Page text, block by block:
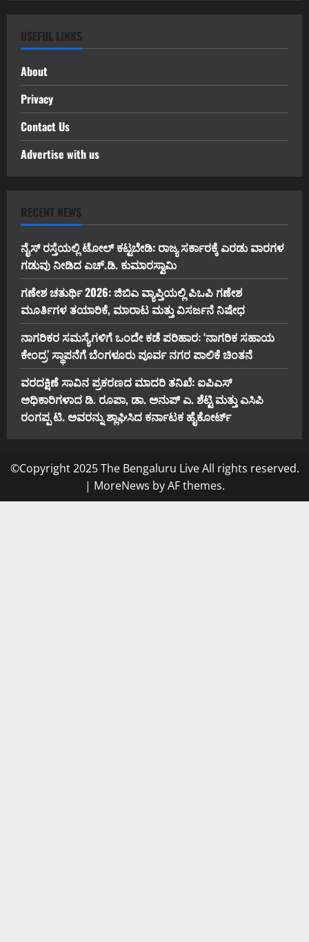
USEFUL LINKS
About
Privacy
Contact Us
Advertise with us
RECENT NEWS
ನೈಸ್ ರಸ್ತೆಯಲ್ಲಿ ಟೋಲ್ ಕಟ್ಟಬೇಡಿ: ರಾಜ್ಯ ಸರ್ಕಾರಕ್ಕೆ ಎರಡು ವಾರಗಳ
ಗಡುವು ನೀಡಿದ ಎಚ್.ಡಿ. ಕುಮಾರಸ್ವಾಮಿ
ಗಣೇಶ ಚತುರ್ಥಿ 2026: ಜಿಬಿಎ ವ್ಯಾಪ್ತಿಯಲ್ಲಿ ಪಿಒಪಿ ಗಣೇಶ
ಮೂರ್ತಿಗಳ ತಯಾರಿಕೆ, ಮಾರಾಟ ಮತ್ತು ವಿಸರ್ಜನೆ ನಿಷೇಧ
ನಾಗರಿಕರ ಸಮಸ್ಯೆಗಳಿಗೆ ಒಂದೇ ಕಡೆ ಪರಿಹಾರ: ‘ನಾಗರಿಕ ಸಹಾಯ
ಕೇಂದ್ರ’ ಸ್ಥಾಪನೆಗೆ ಬೆಂಗಳೂರು ಪೂರ್ವ ನಗರ ಪಾಲಿಕೆ ಚಿಂತನೆ
ವರದಕ್ಷಿಣೆ ಸಾವಿನ ಪ್ರಕರಣದ ಮಾದರಿ ತನಿಖೆ: ಐಪಿಎಸ್
ಅಧಿಕಾರಿಗಳಾದ ಡಿ. ರೂಪಾ, ಡಾ. ಅನುಪ್ ಎ. ಶೆಟ್ಟಿ ಮತ್ತು ಎಸಿಪಿ
ರಂಗಪ್ಪ ಟಿ. ಅವರನ್ನು ಶ್ಲಾಘಿಸಿದ ಕರ್ನಾಟಕ ಹೈಕೋರ್ಟ್
©Copyright 2025 The Bengaluru Live All rights reserved.
| MoreNews by AF themes.